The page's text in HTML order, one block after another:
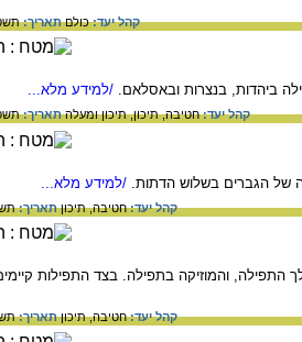
קהל יעד:כולםתאריך:
ביהדות, בנצרות ובאסלאם. /למידע מלא...
קהל יעד:חטיבה,תיכון,תיכון ומעלהתאריך:
של הגברים בשלוש הדתות. /למידע מלא...
קהל יעד:חטיבה,תיכוןתאריך:
והמוזיקה בתפילה. בצד התפילות
קהל יעד:חטיבה,תיכוןתאריך: